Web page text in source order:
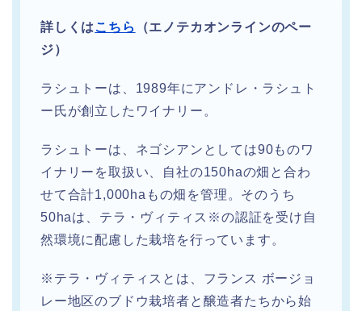
詳しくはこちら
（エノテカオンラインのペー
ジ）
ラシュトーは、1989年にアンドレ・ラシュト
ー氏が創立したワイナリー。
ラシュトーは、ネゴシアンとしては90ものワ
イナリーを取扱い、自社の150haの畑と合わ
せて合計1,000haもの畑を管理。そのうち
50haは、テラ・ヴィティス※の認証を受け自
然環境に配慮した栽培を行っています。
※テラ・ヴィティスとは、フランス ボージョ
レー地区のブドウ栽培者と醸造者たちから始